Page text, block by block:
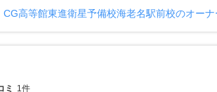
CG高等館東進衛星予備校海老名駅前校のオーナ
ミ 1件